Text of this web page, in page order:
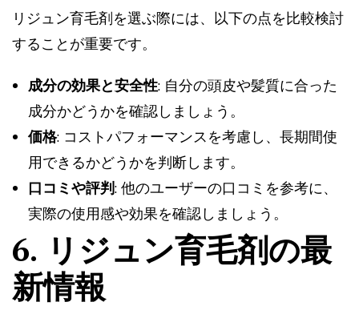
リジュン育毛剤を選ぶ際には、以下の点を比較検討
することが重要です。
成分の効果と安全性: 自分の頭皮や髪質に合った
成分かどうかを確認しましょう。
価格: コストパフォーマンスを考慮し、長期間使
用できるかどうかを判断します。
口コミや評判: 他のユーザーの口コミを参考に、
実際の使用感や効果を確認しましょう。
6. リジュン育毛剤の最
新情報